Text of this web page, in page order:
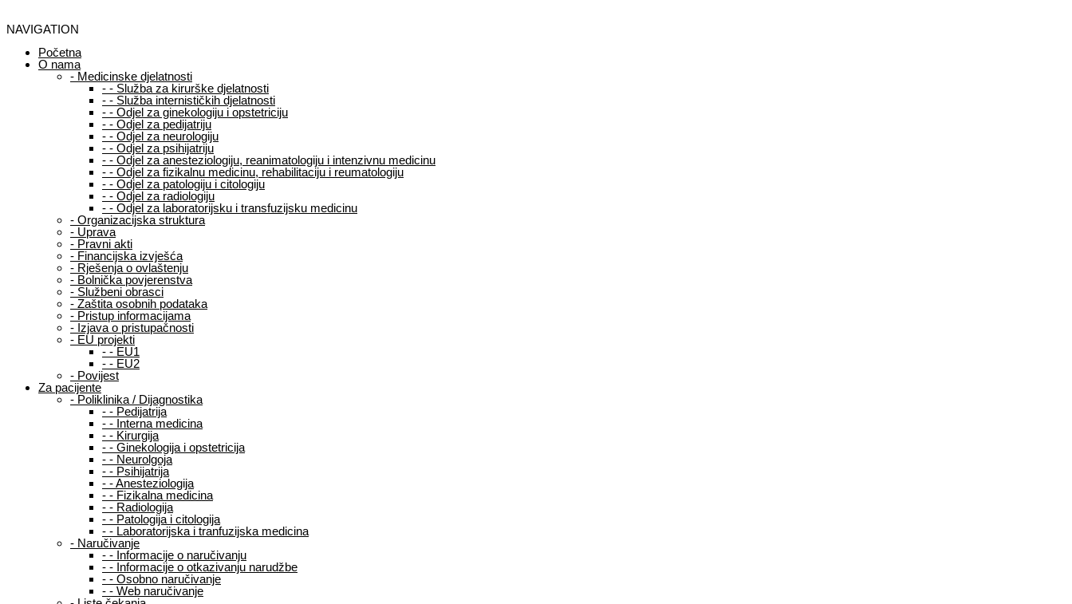
NAVIGATION
Početna
O nama
- Medicinske djelatnosti
- - Služba za kirurške djelatnosti
- - Služba internističkih djelatnosti
- - Odjel za ginekologiju i opstetriciju
- - Odjel za pedijatriju
- - Odjel za neurologiju
- - Odjel za psihijatriju
- - Odjel za anesteziologiju, reanimatologiju i intenzivnu medicinu
- - Odjel za fizikalnu medicinu, rehabilitaciju i reumatologiju
- - Odjel za patologiju i citologiju
- - Odjel za radiologiju
- - Odjel za laboratorijsku i transfuzijsku medicinu
- Organizacijska struktura
- Uprava
- Pravni akti
- Financijska izvješća
- Rješenja o ovlaštenju
- Bolnička povjerenstva
- Službeni obrasci
- Zaštita osobnih podataka
- Pristup informacijama
- Izjava o pristupačnosti
- EU projekti
- - EU1
- - EU2
- Povijest
Za pacijente
- Poliklinika / Dijagnostika
- - Pedijatrija
- - Interna medicina
- - Kirurgija
- - Ginekologija i opstetricija
- - Neurolgoja
- - Psihijatrija
- -Anesteziologija
- - Fizikalna medicina
- - Radiologija
- - Patologija i citologija
- - Laboratorijska i tranfuzijska medicina
- Naručivanje
- - Informacije o naručivanju
- - Informacije o otkazivanju narudžbe
- - Osobno naručivanje
- - Web naručivanje